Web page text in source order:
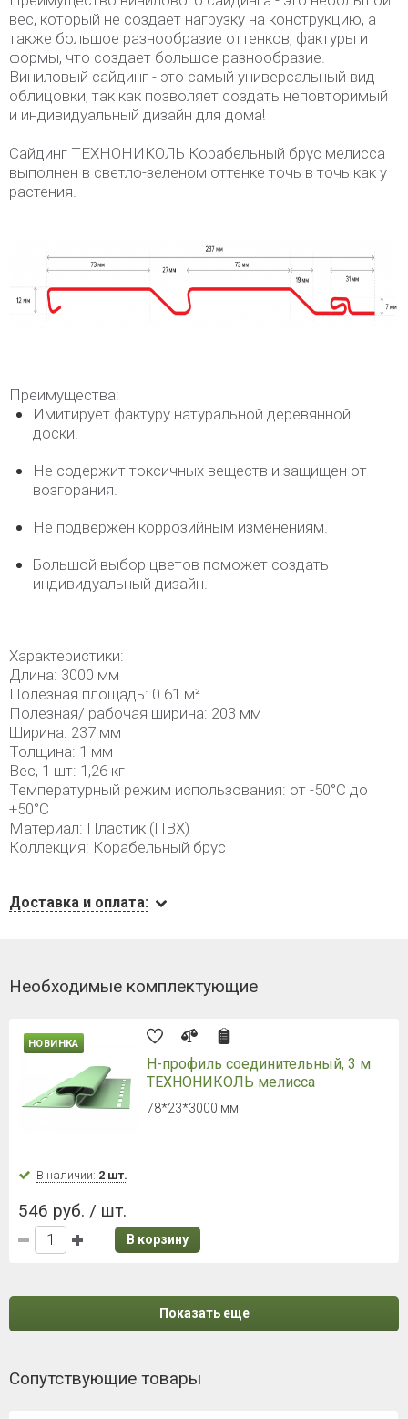
вес, который не создает нагрузку на конструкцию, а
также большое разнообразие оттенков, фактуры и
формы, что создает большое разнообразие.
Виниловый сайдинг - это самый универсальный вид
облицовки, так как позволяет создать неповторимый
и индивидуальный дизайн для дома!
Сайдинг ТЕХНОНИКОЛЬ Корабельный брус мелисса
выполнен в светло-зеленом оттенке точь в точь как у
растения.
Преимущества:
Имитирует фактуру натуральной деревянной
доски.
Не содержит токсичных веществ и защищен от
возгорания.
Не подвержен коррозийным изменениям.
Большой выбор цветов поможет создать
индивидуальный дизайн.
Характеристики:
Длина: 3000 мм
Полезная площадь: 0.61 м²
Полезная/ рабочая ширина: 203 мм
Ширина: 237 мм
Толщина: 1 мм
Вес, 1 шт: 1,26 кг
Температурный режим использования: от -50°С до
+50°С
Материал: Пластик (ПВХ)
Коллекция: Корабельный брус
Доставка и оплата:
Необходимые комплектующие
НОВИНКА
Н-профиль соединительный, 3 м
ТЕХНОНИКОЛЬ мелисса
78*23*3000 мм
В наличии: 2 шт.
546 руб. / шт.
В корзину
Показать еще
Сопутствующие товары